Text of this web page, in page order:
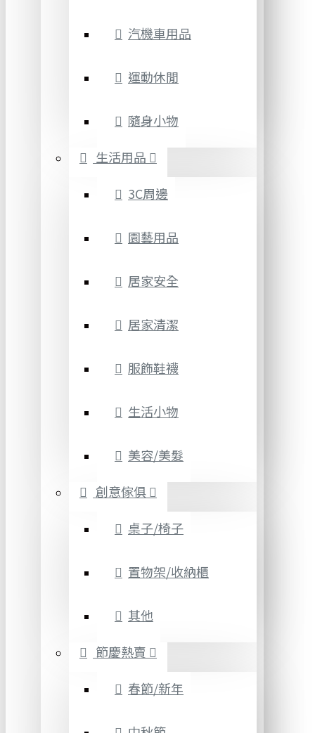
汽機車用品
運動休閒
隨身小物
生活用品
3C周邊
園藝用品
居家安全
居家清潔
服飾鞋襪
生活小物
美容/美髮
創意傢俱
桌子/椅子
置物架/收納櫃
其他
節慶熱賣
春節/新年